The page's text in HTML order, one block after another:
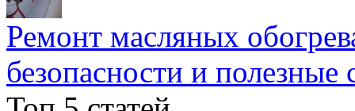
Ремонт масляных
безопасности и полезные